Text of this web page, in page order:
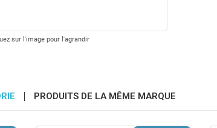
sur l'image pour l'agrandir
PRODUITS DE LA MÊME MARQUE